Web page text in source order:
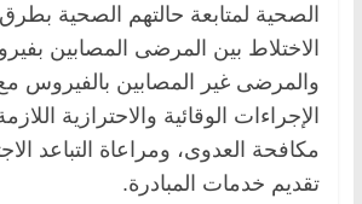
الصحية لمتابعة حالتهم الصحية
الاختلاط بين المرضى المصابين
والمرضى غير المصابين بالفيروس
الإجراءات الوقائية والاحترازية
مكافحة العدوى، ومراعاة التباعد
تقديم خدمات المبادرة.